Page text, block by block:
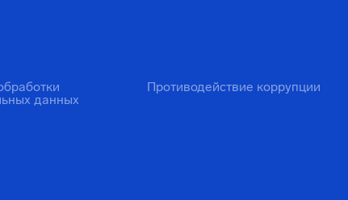
данных
Противодействие коррупции